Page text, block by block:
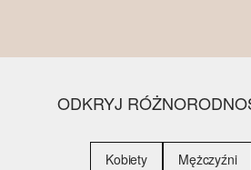
ODKRYJ
Kobiety Mężczyźni